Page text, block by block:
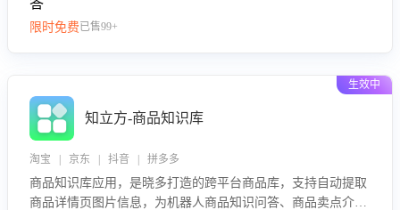
限时免费已售99+
生效中
知立方-商品知识库
淘宝 | 京东 | 抖音 | 拼多多
商品知识库应用，是晓多打造的跨平台商品库，支持自动提取
商品详情页图片信息，为机器人商品知识问答、商品卖点介绍